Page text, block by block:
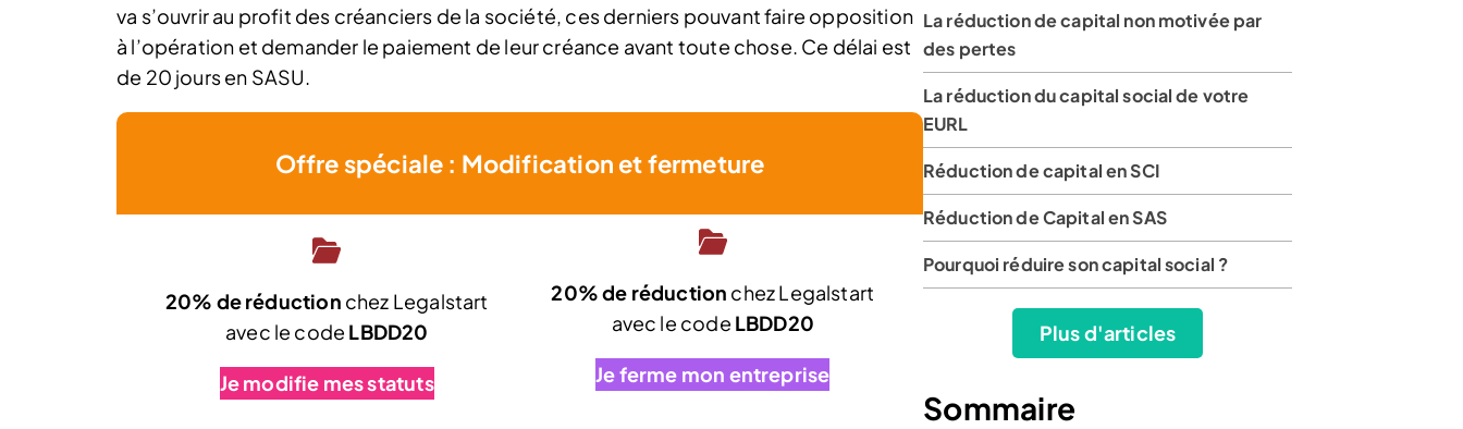
va s’ouvrir au profit des créanciers de la société, ces derniers pouvant faire opposition
à l’opération et demander le paiement de leur créance avant toute chose. Ce délai est
de 20 jours en SASU.
Offre spéciale : Modification et fermeture
20% de réduction chez Legalstart
avec le code LBDD20
Je modifie mes statuts
20% de réduction chez Legalstart
avec le code LBDD20
Je ferme mon entreprise
La réduction de capital non motivée par
des pertes
La réduction du capital social de votre
EURL
Réduction de capital en SCI
Réduction de Capital en SAS
Pourquoi réduire son capital social ?
Plus d'articles
Sommaire